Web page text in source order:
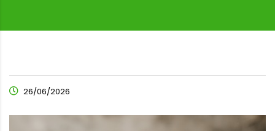
26/06/2026